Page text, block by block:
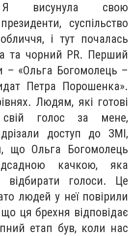
Я висунула свою
суспільство
і тут почалась
та чорний PR. Перший
– «Ольга Богомолець –
Петра Порошенка».
Людям, які готові
голос за мене,
доступ до ЗМІ,
що Ольга Богомолець
качкою, яка
відбирати голоси. Це
людей у неї повірили
ця брехня відповідає
етап був, коли нас